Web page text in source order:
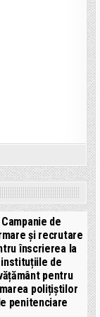
Campanie de
și recrutare
înscrierea la
instituțiile de
pentru
polițiștilor
penitenciare